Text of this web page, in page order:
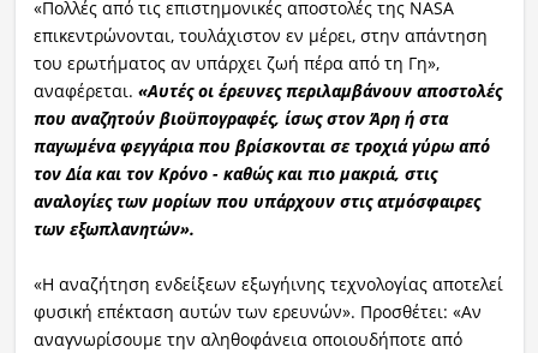
«Πολλές από τις επιστημονικές αποστολές της NASA
επικεντρώνονται, τουλάχιστον εν μέρει, στην απάντηση
του ερωτήματος αν υπάρχει ζωή πέρα από τη Γη»,
αναφέρεται. «Αυτές οι έρευνες περιλαμβάνουν αποστολές
που αναζητούν βιοϋπογραφές, ίσως στον Άρη ή στα
παγωμένα φεγγάρια που βρίσκονται σε τροχιά γύρω από
τον Δία και τον Κρόνο - καθώς και πιο μακριά, στις
αναλογίες των μορίων που υπάρχουν στις ατμόσφαιρες
των εξωπλανητών».
«Η αναζήτηση ενδείξεων εξωγήινης τεχνολογίας αποτελεί
φυσική επέκταση αυτών των ερευνών». Προσθέτει: «Αν
αναγνωρίσουμε την αληθοφάνεια οποιουδήποτε από